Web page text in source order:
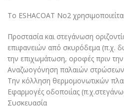
Το ESHACOAT No2
Προστασία και στεγάνωση
επιφανειών από σκυρόδεμα (π.χ.
την επιχωμάτωση, οροφές πριν
Αναζωογόνηση παλαιών
Tην κόλληση θερμομονωτικών
Εφαρμογές οδοποιίας
Συσκευασία